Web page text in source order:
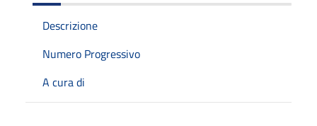
Descrizione
Numero Progressivo
A cura di